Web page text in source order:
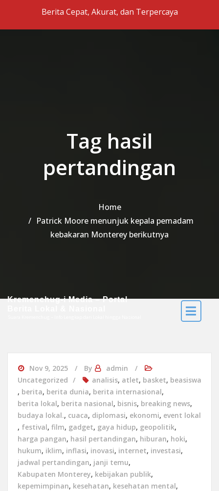
Skip to the contentBerita Cepat, Akurat, dan Terpercaya
Kremenchug-i Media – Portal
Tag hasil
pertandingan
Home
Patrick Moore menunjuk kepala pemadam
kebakaran Monterey berikutnya
Nov 9, 2025 By
admin
Uncategorized
analisis, atlet, basket, beasiswa
, berita, berita dunia, berita internasional,
berita lokal, berita nasional, bisnis, breaking news,
budaya lokal., cuaca, diplomasi, ekonomi, event lokal
, festival, film, gadget, gaya hidup, geopolitik,
harga pangan, hasil pertandingan, hiburan, hoki,
hukum, iklim, inflasi, inovasi, internet, investasi,
jadwal pertandingan, janji temu,
Kabupaten Monterey, kebijakan publik,
kepemimpinan, kesehatan, kesehatan mental,